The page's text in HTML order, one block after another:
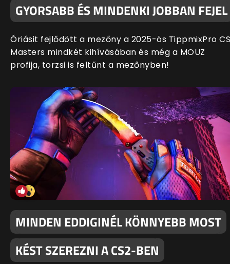
GYORSABB ÉS MINDENKI JOBBAN FEJEL
Óriásit fejlődött a mezőny a 2025-ös TippmixPro
Masters mindkét kihívásában és még a MOUZ
profija, torzsi is feltűnt a mezőnyben!
MINDEN EDDIGINÉL KÖNNYEBB MOST
KÉST SZEREZNI A CS2-BEN